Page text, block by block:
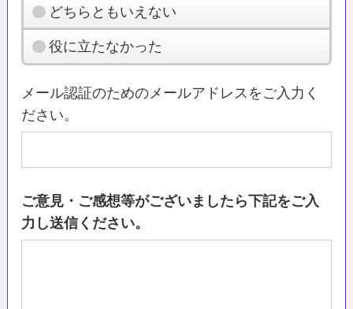
どちらともいえない
役に立たなかった
メール認証のためのメールアドレスをご入力く
ださい。
ご意見・ご感想等がございましたら下記をご入
力し送信ください。